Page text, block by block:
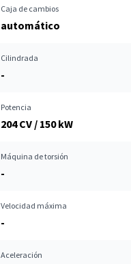
Caja de cambios
automático
Cilindrada
-
Potencia
204 CV / 150 kW
Máquina de torsión
-
Velocidad máxima
-
Aceleración